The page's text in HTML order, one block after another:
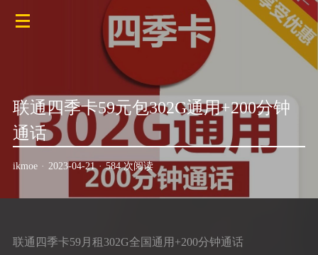
联通四季卡59元包302G通用+200分钟
通话
ikmoe · 2023-04-21 · 584 次阅读
联通四季卡59月租302G全国通用+200分钟通话